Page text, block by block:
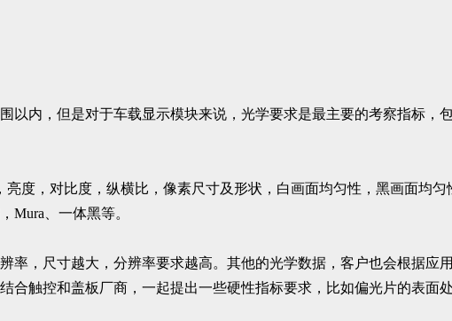
以内，但是对于车载显示模块来说，光学要求是最主要的考察指标，
度，对比度，纵横比，像素尺寸及形状，白画面均匀性，黑画面均
Mura、一体黑等。
率，尺寸越大，分辨率要求越高。其他的光学数据，客户也会根据应
合触控和盖板厂商，一起提出一些硬性指标要求，比如偏光片的表面